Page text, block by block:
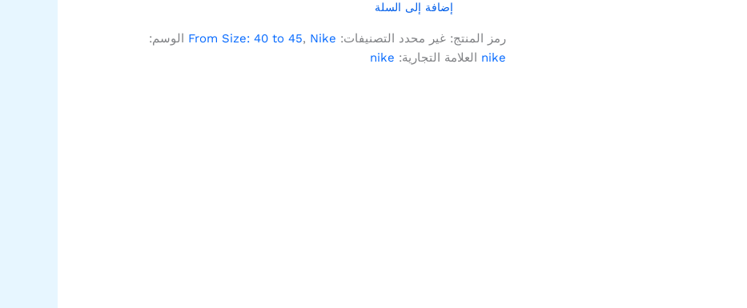
إضافة إلى السلة
رمز المنتج: غير محدد التصنيفات: From Size: 40 to 45, Nike
الوسم:
nike العلامة التجارية: nike